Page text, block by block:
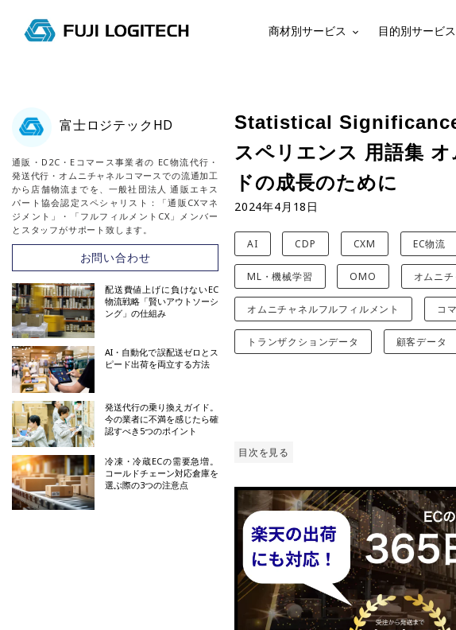
に
ス
キ
す
る
商材別サービス 目的別サービス
富士ロジテックHD
通販・D2C・Eコマース事業者の EC物流代行・
発送代行・オムニチャネルコマースでの流通加工
から店舗物流までを、一般社団法人 通販エキス
パート協会認定スペシャリスト：「通販CXマネ
ジメント」・「フルフィルメントCX」メンバー
とスタッフがサポート致します。
お問い合わせ
配送費値上げに負けないEC
物流戦略「賢いアウトソーシ
ング」の仕組み
AI・自動化で誤配送ゼロとス
ピード出荷を両立する方法
発送代行の乗り換えガイド。
今の業者に不満を感じたら確
認すべき5つのポイント
冷凍・冷蔵ECの需要急増。
コールドチェーン対応倉庫を
選ぶ際の3つの注意点
Statistical
スペリエンス 用語集
ドの成長のために
2024年4月18日
AI CDP CXM EC物流
ML・機械学習 OMO オムニ
オムニチャネルフルフィルメント コ
トランザクションデータ 顧客データ
目次を見る